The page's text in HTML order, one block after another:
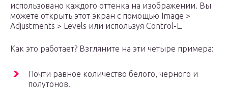
использовано каждого оттенка на изображении. Вы
можете открыть этот экран с помощью Image >
Adjustments > Levels или используя Control-L.
Как это работает? Взгляните на эти четыре примера:
Почти равное количество белого, черного и
полутонов.